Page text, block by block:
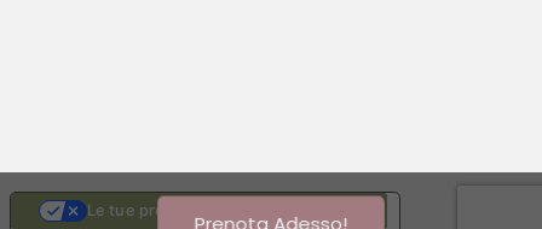
Prenota Adesso!
Le tue preferenze relative alla privacy